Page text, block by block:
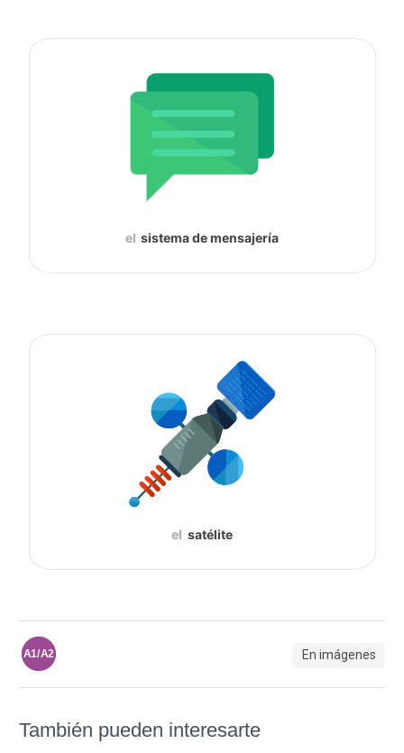
el sistema de mensajería
el satélite
A1/A2 En imágenes
También pueden interesarte